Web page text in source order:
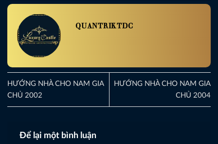
QUANTRIKTDC
HƯỚNG NHÀ CHO NAM GIA
CHỦ 2002
HƯỚNG NHÀ CHO NAM GIA
CHỦ 2004
Để lại một bình luận